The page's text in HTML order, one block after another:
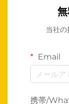
当社の
Email
携帯/